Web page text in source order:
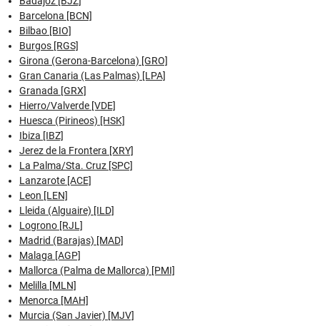
Barcelona [BCN]
Bilbao [BIO]
Burgos [RGS]
Girona (Gerona-Barcelona) [GRO]
Gran Canaria (Las Palmas) [LPA]
Granada [GRX]
Hierro/Valverde [VDE]
Huesca (Pirineos) [HSK]
Ibiza [IBZ]
Jerez de la Frontera [XRY]
La Palma/Sta. Cruz [SPC]
Lanzarote [ACE]
Leon [LEN]
Lleida (Alguaire) [ILD]
Logrono [RJL]
Madrid (Barajas) [MAD]
Malaga [AGP]
Mallorca (Palma de Mallorca) [PMI]
Melilla [MLN]
Menorca [MAH]
Murcia (San Javier) [MJV]